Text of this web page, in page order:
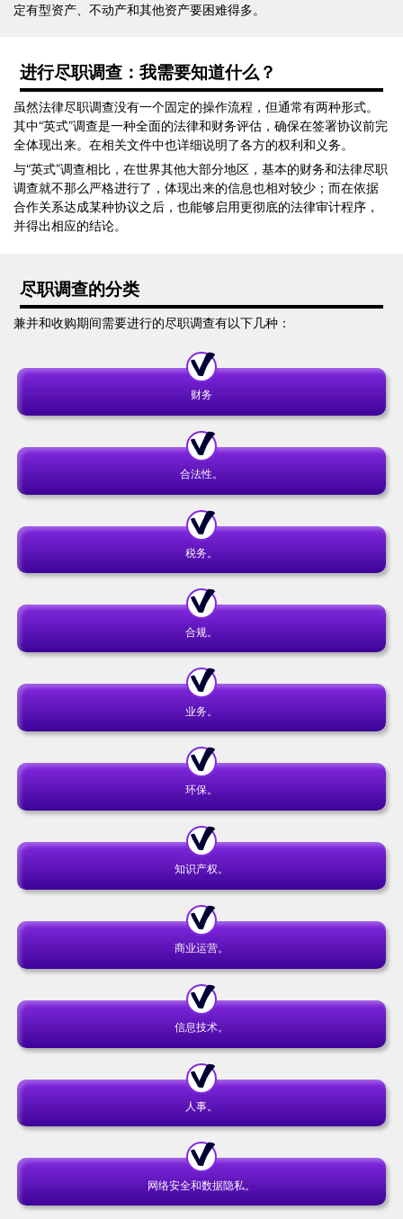
定有型资产、不动产和其他资产要困难得多。
进行尽职调查：我需要知道什么？
虽然法律尽职调查没有一个固定的操作流程，但通常有两种形式。
其中“英式”调查是一种全面的法律和财务评估，确保在签署协议前完
全体现出来。在相关文件中也详细说明了各方的权利和义务。
与“英式”调查相比，在世界其他大部分地区，基本的财务和法律尽职
调查就不那么严格进行了，体现出来的信息也相对较少；而在依据
合作关系达成某种协议之后，也能够启用更彻底的法律审计程序，
并得出相应的结论。
尽职调查的分类
兼并和收购期间需要进行的尽职调查有以下几种：
财务
合法性。
税务。
合规。
业务。
环保。
知识产权。
商业运营。
信息技术。
人事。
网络安全和数据隐私。